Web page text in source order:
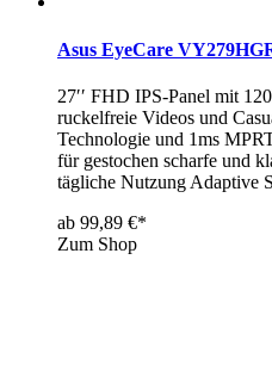
Asus EyeCare
27′′ FHD IPS-Panel mit
ruckelfreie Videos und
Technologie und 1ms
für gestochen scharfe und
tägliche Nutzung Adaptive
ab 99,89 €*
Zum Shop